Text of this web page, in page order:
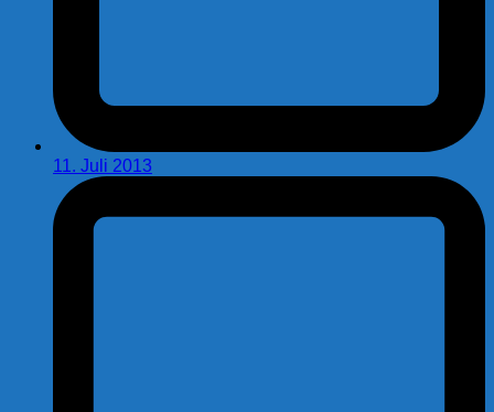
11. Juli 2013